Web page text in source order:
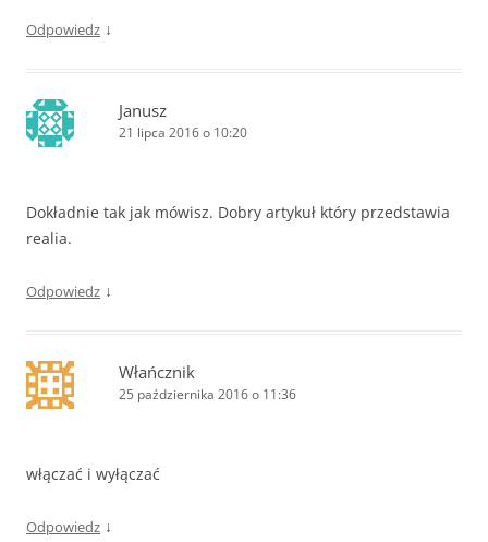
Odpowiedz ↓
Janusz
21 lipca 2016 o 10:20
Dokładnie tak jak mówisz. Dobry artykuł który przedstawia
realia.
Odpowiedz ↓
Włańcznik
25 października 2016 o 11:36
włączać i wyłączać
Odpowiedz ↓